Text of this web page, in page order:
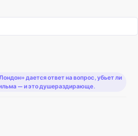
дается ответ на вопрос, убьет ли
— и это душераздирающе.